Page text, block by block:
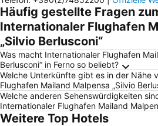
Häufig gestellte Fragen
Internationaler Flughafen
„Silvio Berlusconi“
Was macht Internationaler Flughafen
Berlusconi“ in Ferno so beliebt?
Welche Unterkünfte gibt es in der Nähe
Flughafen Mailand Malpensa „Silvio
Welche anderen Sehenswürdigkeiten
Internationaler Flughafen Mailand
Weitere Top Hotels